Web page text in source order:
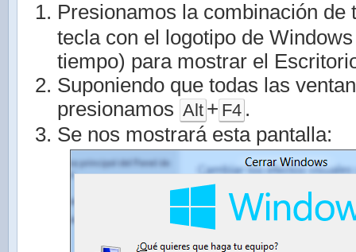
Presionamos la combinación de
tecla con el logotipo de
tiempo) para mostrar el
Suponiendo que todas las
presionamos Alt + F4 .
Se nos mostrará esta pantalla: